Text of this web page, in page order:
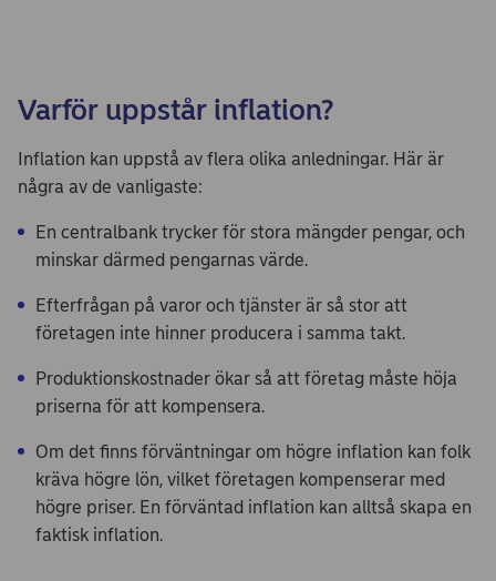
Varför uppstår inflation?
Inflation kan uppstå av flera olika anledningar. Här är
några av de vanligaste:
En centralbank trycker för stora mängder pengar, och
minskar därmed pengarnas värde.
Efterfrågan på varor och tjänster är så stor att
företagen inte hinner producera i samma takt.
Produktionskostnader ökar så att företag måste höja
priserna för att kompensera.
Om det finns förväntningar om högre inflation kan folk
kräva högre lön, vilket företagen kompenserar med
högre priser. En förväntad inflation kan alltså skapa en
faktisk inflation.